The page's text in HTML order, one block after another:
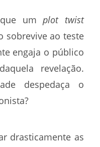
que umplot twist
sobrevive ao teste
engaja o público
revelação.
despedaça o
drasticamente as